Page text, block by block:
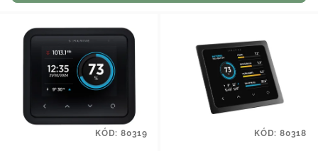
Výpis produktů
KÓD: 80319 KÓD: 80318